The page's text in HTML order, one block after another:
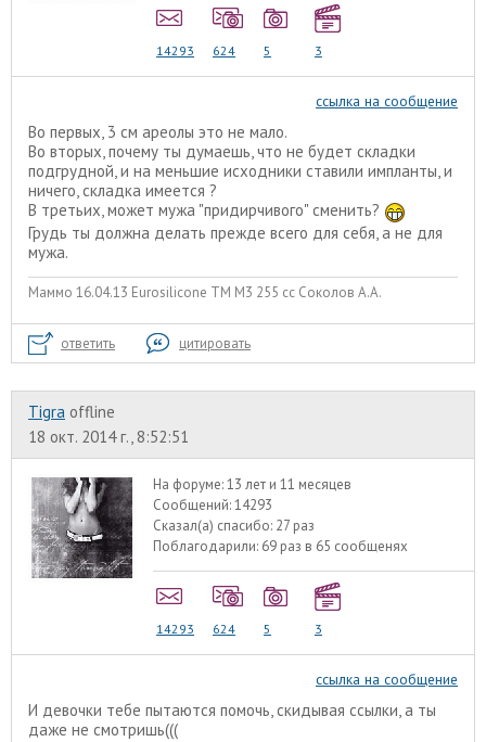
14293 624 5 3
ссылка на сообщение
Во первых, 3 см ареолы это не мало.
Во вторых, почему ты думаешь, что не будет складки
подгрудной, и на меньшие исходники ставили импланты, и
ничего, складка имеется ?
В третьих, может мужа "придирчивого" сменить?
Грудь ты должна делать прежде всего для себя, а не для
мужа.
Маммо 16.04.13 Eurosilicone ТМ М3 255 сс Соколов А.А.
ответить цитировать
Tigra offline
18 окт. 2014 г., 8:52:51
На форуме:13 лет и 11 месяцев
Сообщений:14293
Сказал(а) спасибо: 27 раз
Поблагодарили: 69 раз в 65 сообщенях
14293 624 5 3
ссылка на сообщение
И девочки тебе пытаются помочь, скидывая ссылки, а ты
даже не смотришь(((